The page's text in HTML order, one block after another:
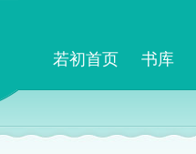
若初首页 书库